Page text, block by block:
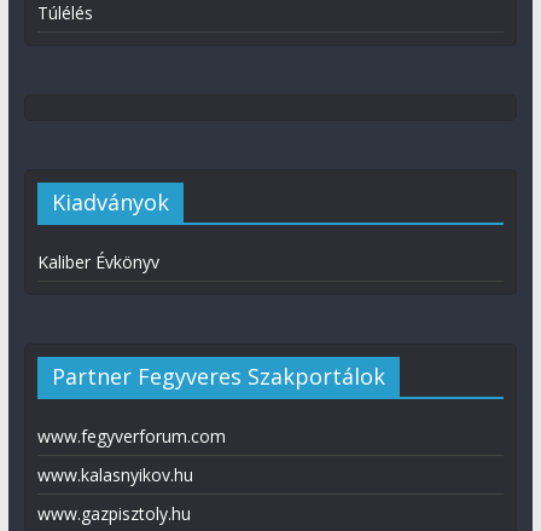
Túlélés
Kiadványok
Kaliber Évkönyv
Partner Fegyveres Szakportálok
www.fegyverforum.com
www.kalasnyikov.hu
www.gazpisztoly.hu